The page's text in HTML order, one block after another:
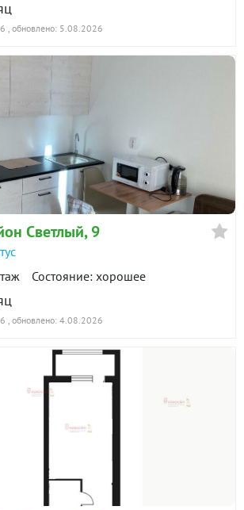
, обновлено: 5.08.2026
Светлый, 9
Состояние: хорошее
, обновлено: 4.08.2026